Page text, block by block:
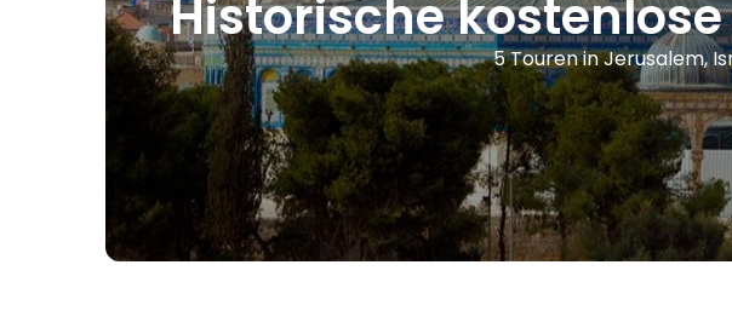
Historische
5 Touren in Jerusalem,